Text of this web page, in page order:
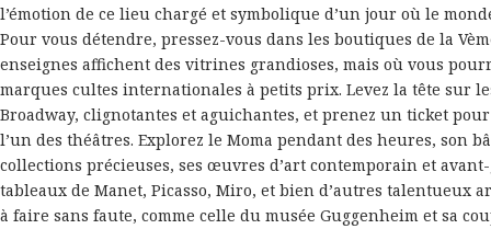
l’émotion de ce lieu chargé et symbolique d’un jour où le
Pour vous détendre, pressez-vous dans les boutiques de la
enseignes affichent des vitrines grandioses, mais où vous
marques cultes internationales à petits prix. Levez la tête sur
Broadway, clignotantes et aguichantes, et prenez un ticket
l’un des théâtres. Explorez le Moma pendant des heures, son
collections précieuses, ses œuvres d’art contemporain et
tableaux de Manet, Picasso, Miro, et bien d’autres talentueux
à faire sans faute, comme celle du musée Guggenheim et sa